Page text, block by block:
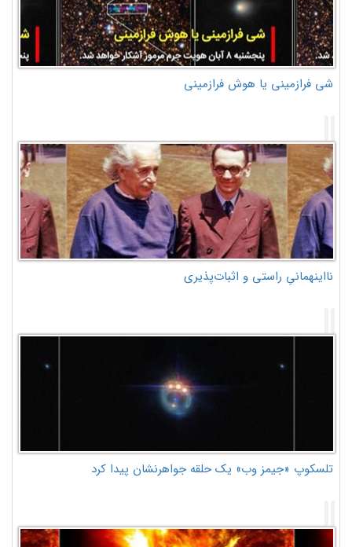
شی فرازمینی یا هوش فرازمینی
نااینهمانیِ راستی و اثبات‌پذیری
تلسکوپ «جیمز وب» یک حلقه جواهرنشان پیدا کرد